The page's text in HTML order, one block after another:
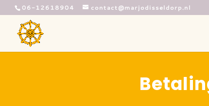
06-12618904 contact@marjodisseldorp.nl